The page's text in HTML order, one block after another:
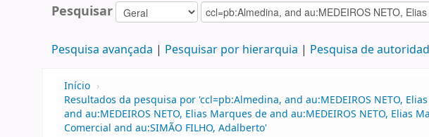
Pesquisar
Pesquisa avançada Pesquisar por hierarquia Pesquisa de
Início ›
Resultados da pesquisa por 'ccl=pb:Almedina, and au:MEDEIROS NETO,
and au:MEDEIROS NETO, Elias Marques de and au:MEDEIROS NETO,
Comercial and au:SIMÃO FILHO, Adalberto'